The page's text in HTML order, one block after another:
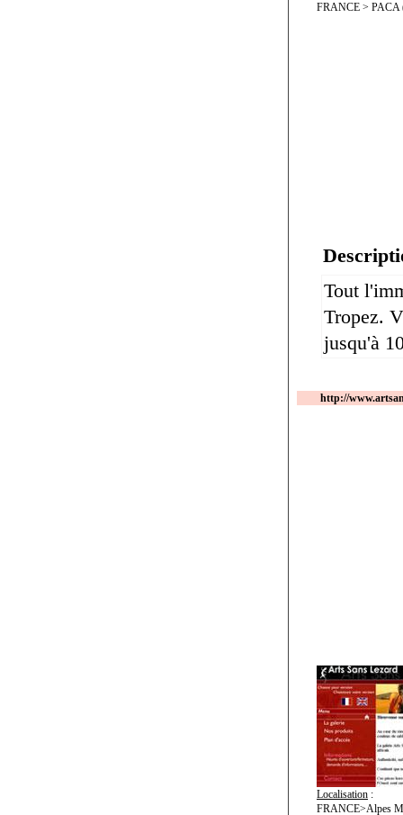
FRANCE > PACA
Tout
Tropez.
jusqu'à
http://
Localisation :
FRANCE>Alpes